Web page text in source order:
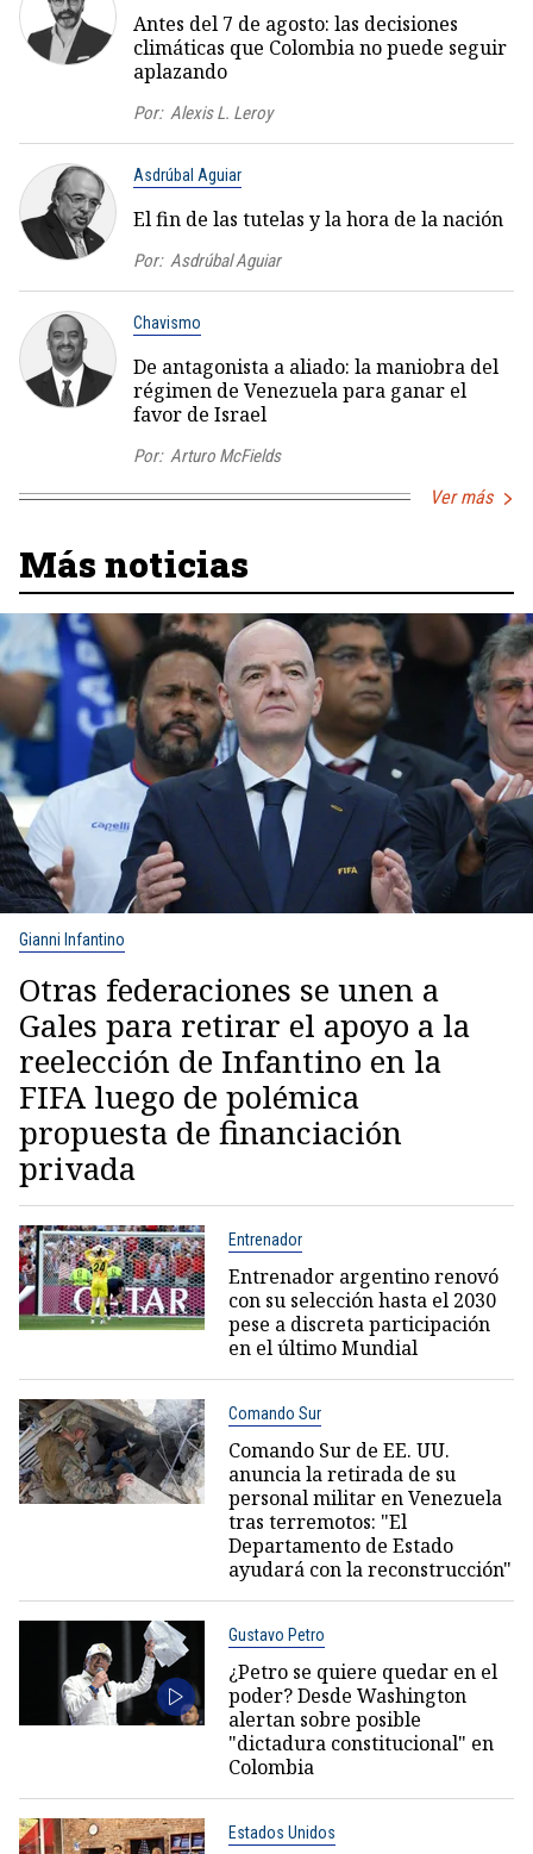
Antes del 7 de agosto: las decisiones
climáticas que Colombia no puede seguir
aplazando
Por: Alexis L. Leroy
Asdrúbal Aguiar
El fin de las tutelas y la hora de la nación
Por: Asdrúbal Aguiar
Chavismo
De antagonista a aliado: la maniobra del
régimen de Venezuela para ganar el
favor de Israel
Por: Arturo McFields
Ver más
Más noticias
Gianni Infantino
Otras federaciones se unen a
Gales para retirar el apoyo a la
reelección de Infantino en la
FIFA luego de polémica
propuesta de financiación
privada
Entrenador
Entrenador argentino renovó
con su selección hasta el 2030
pese a discreta participación
en el último Mundial
Comando Sur
Comando Sur de EE. UU.
anuncia la retirada de su
personal militar en Venezuela
tras terremotos: "El
Departamento de Estado
ayudará con la reconstrucción"
Gustavo Petro
¿Petro se quiere quedar en el
poder? Desde Washington
alertan sobre posible
"dictadura constitucional" en
Colombia
Estados Unidos